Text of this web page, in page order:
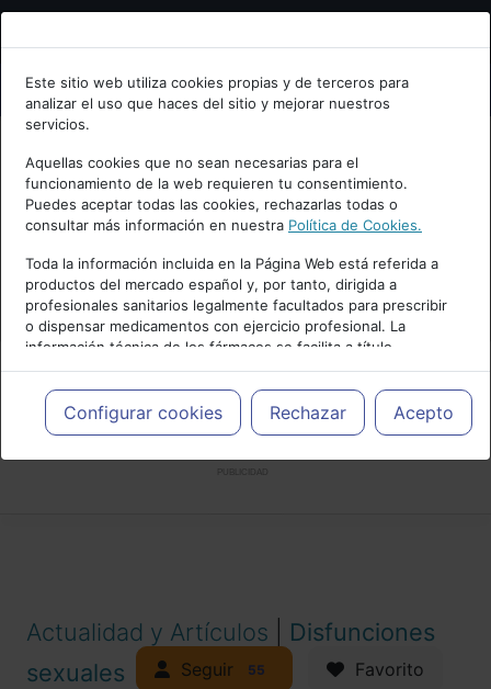
Bienvenid@ a psiquiatria.com
Escribe tu Email
Accede o regístrate con tu email.
Cancelar
Este sitio web utiliza cookies propias y de terceros para
analizar el uso que haces del sitio y mejorar nuestros
servicios.
Aquellas cookies que no sean necesarias para el
funcionamiento de la web requieren tu consentimiento.
Puedes aceptar todas las cookies, rechazarlas todas o
consultar más información en nuestra Política de Cookies.
Toda la información incluida en la Página Web está referida a
productos del mercado español y, por tanto, dirigida a
profesionales sanitarios legalmente facultados para prescribir
o dispensar medicamentos con ejercicio profesional. La
información técnica de los fármacos se facilita a título
meramente informativo, siendo responsabilidad de los
profesionales facultados prescribir medicamentos y decidir, en
cada caso concreto, el tratamiento más adecuado a las
necesidades del paciente.
Configurar cookies Rechazar Acepto
Actualidad y Artículos
Disfunciones
sexuales
Seguir 55 Favorito